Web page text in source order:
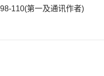
110(第一及通讯作者)